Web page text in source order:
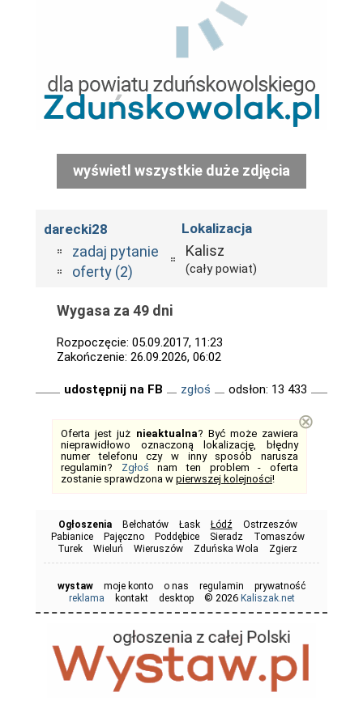
wyświetl wszystkie duże zdjęcia
darecki28
zadaj pytanie
oferty (2)
Lokalizacja
Kalisz
(cały powiat)
Wygasa za 49 dni
Rozpoczęcie: 05.09.2017, 11:23
Zakończenie: 26.09.2026, 06:02
udostępnij na FB zgłoś odsłon: 13 433
Oferta jest już nieaktualna? Być może zawiera
nieprawidłowo oznaczoną lokalizację, błędny
numer telefonu czy w inny sposób narusza
regulamin? Zgłoś nam ten problem - oferta
zostanie sprawdzona w pierwszej kolejności!
⊗
Ogłoszenia Bełchatów Łask Łódź
Ostrzeszów
Pabianice
Pajęczno Poddębice Sieradz
Tomaszów
Turek
Wieluń Wieruszów Zduńska Wola Zgierz
wystaw moje konto o nas regulamin
prywatność
reklama
kontakt desktop © 2026 Kaliszak.net